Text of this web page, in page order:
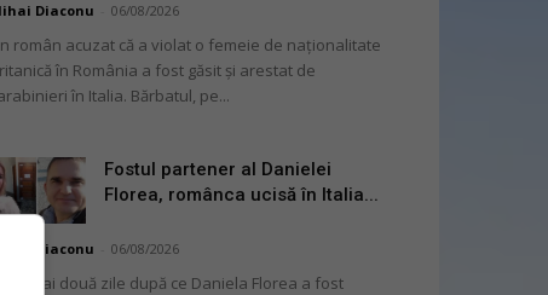
Diaconu 06/08/2026
român acuzat că a violat o femeie de naționalitate
în România a fost găsit și arestat de
în Italia. Bărbatul, pe...
Fostul partener al Danielei
Florea, românca ucisă în Italia...
Diaconu 06/08/2026
La numai două zile după ce Daniela Florea a fost